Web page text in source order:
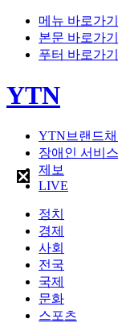
메뉴 바로가기
본문 바로가기
푸터 바로가기
YTN
YTN브랜드채
장애인 서비스
제보
LIVE
정치
경제
사회
전국
국제
문화
스포츠